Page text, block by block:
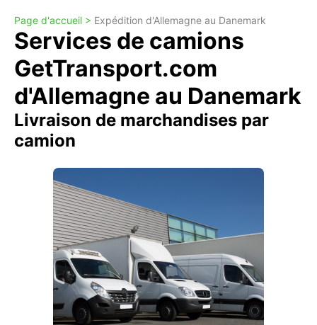
Page d'accueil > Expédition d'Allemagne au Danemark
Services de camions
GetTransport.com
d'Allemagne au Danemark
Livraison de marchandises par
camion